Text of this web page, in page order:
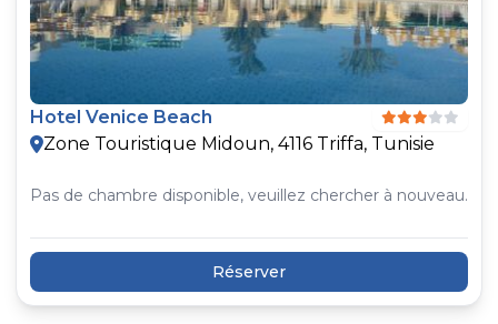
Hotel Venice Beach
Zone Touristique Midoun, 4116 Triffa, Tunisie
Pas de chambre disponible, veuillez chercher à nouveau.
Réserver